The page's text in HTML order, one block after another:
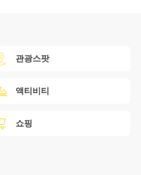
관광스팟
액티비티
쇼핑